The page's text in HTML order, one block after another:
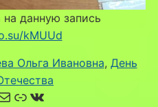
данную запись
kMUUd
Ольга Ивановна, День
Ссылка
ВКонтакте